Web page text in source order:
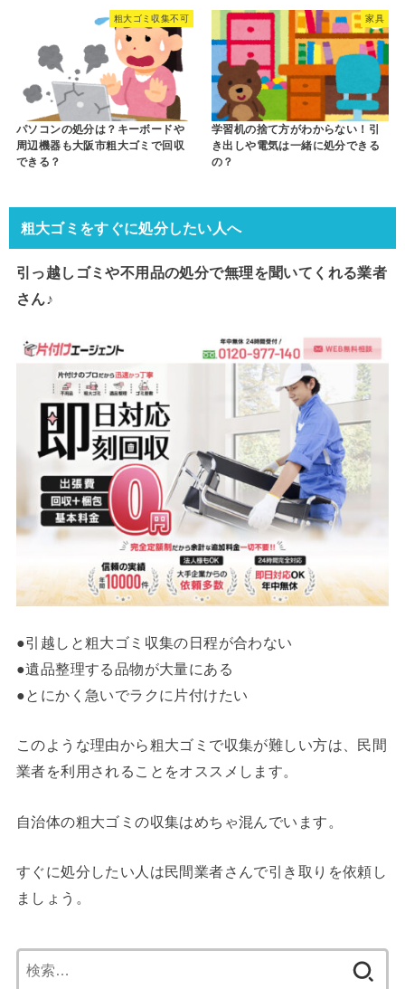
粗大ゴミ収集不可
パソコンの処分は？キーボードや
周辺機器も大阪市粗大ゴミで回収
できる？
家具
学習机の捨て方がわからない！引
き出しや電気は一緒に処分できる
の？
粗大ゴミをすぐに処分したい人へ
引っ越しゴミや不用品の処分で無理を聞いてくれる業者
さん♪
●引越しと粗大ゴミ収集の日程が合わない
●遺品整理する品物が大量にある
●とにかく急いでラクに片付けたい
このような理由から粗大ゴミで収集が難しい方は、民間
業者を利用されることをオススメします。
自治体の粗大ゴミの収集はめちゃ混んでいます。
すぐに処分したい人は民間業者さんで引き取りを依頼し
ましょう。